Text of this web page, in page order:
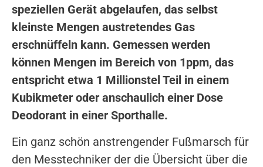
speziellen Gerät abgelaufen, das selbst
kleinste Mengen austretendes Gas
erschnüffeln kann. Gemessen werden
können Mengen im Bereich von 1ppm, das
entspricht etwa 1 Millionstel Teil in einem
Kubikmeter oder anschaulich einer Dose
Deodorant in einer Sporthalle.
Ein ganz schön anstrengender Fußmarsch für
den Messtechniker der die Übersicht über die